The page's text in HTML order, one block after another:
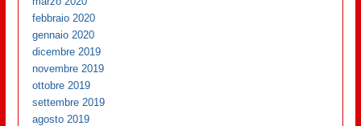
febbraio 2020
gennaio 2020
dicembre 2019
novembre 2019
ottobre 2019
settembre 2019
agosto 2019